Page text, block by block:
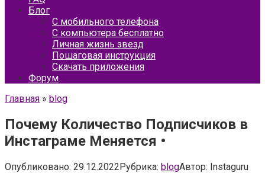
Блог
С мобильного телефона
С компьютера бесплатно
Личная жизнь звезд
Пошаговая инструкция
Скачать приложения
Форум
Главная » blog
Почему Количество Подписчиков в
Инстаграме Меняется •
Опубликовано: 29.12.2022Рубрика: blogАвтор: Instaguru